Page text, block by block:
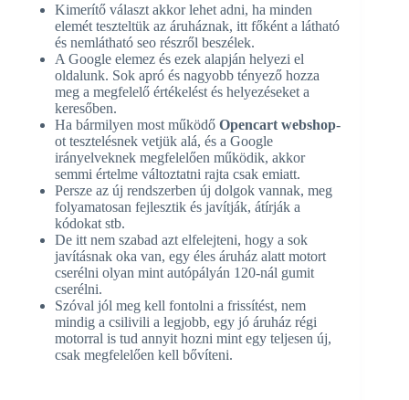
Kimerítő választ akkor lehet adni, ha minden
elemét teszteltük az áruháznak, itt főként a látható
és nemlátható seo részről beszélek.
A Google elemez és ezek alapján helyezi el
oldalunk. Sok apró és nagyobb tényező hozza
meg a megfelelő értékelést és helyezéseket a
keresőben.
Ha bármilyen most működő Opencart webshop-
ot tesztelésnek vetjük alá, és a Google
irányelveknek megfelelően működik, akkor
semmi értelme változtatni rajta csak emiatt.
Persze az új rendszerben új dolgok vannak, meg
folyamatosan fejlesztik és javítják, átírják a
kódokat stb.
De itt nem szabad azt elfelejteni, hogy a sok
javításnak oka van, egy éles áruház alatt motort
cserélni olyan mint autópályán 120-nál gumit
cserélni.
Szóval jól meg kell fontolni a frissítést, nem
mindig a csilivili a legjobb, egy jó áruház régi
motorral is tud annyit hozni mint egy teljesen új,
csak megfelelően kell bővíteni.